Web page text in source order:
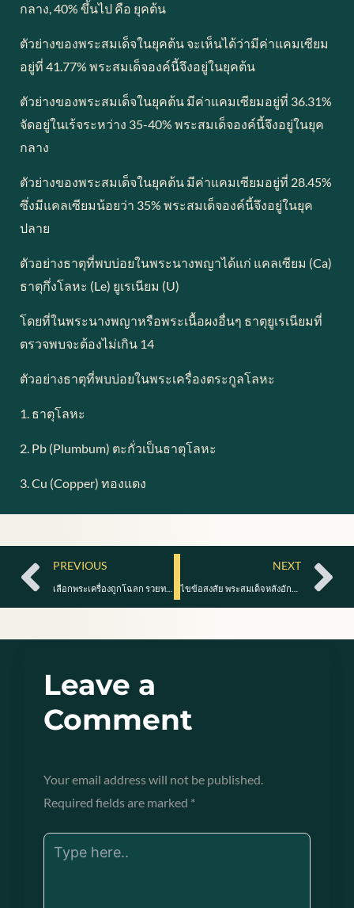
กลาง, 40% ขึ้นไป คือ ยุคต้น
ตัวย่างของพระสมเด็จในยุคต้น จะเห็นได้ว่ามีค่าแคมเซียม
อยู่ที่ 41.77% พระสมเด็จองค์นี้จึงอยู่ในยุคต้น
ตัวย่างของพระสมเด็จในยุคต้น มีค่าแคมเซียมอยู่ที่ 36.31%
จัดอยู่ในเร้จระหว่าง 35-40% พระสมเด็จองค์นี้จึงอยู่ในยุค
กลาง
ตัวย่างของพระสมเด็จในยุคต้น มีค่าแคมเซียมอยู่ที่ 28.45%
ซึ่งมีแคลเซียมน้อยว่า 35% พระสมเด็จองค์นี้จึงอยู่ในยุค
ปลาย
ตัวอย่างธาตุที่พบบ่อยในพระนางพญาได้แก่ แคลเซียม (Ca)
ธาตุกึ่งโลหะ (Le) ยูเรเนียม (U)
โดยที่ในพระนางพญาหรือพระเนื้อผงอื่นๆ ธาตุยูเรเนียมที่
ตรวจพบจะต้องไม่เกิน 14
ตัวอย่างธาตุที่พบบ่อยในพระเครื่องตระกูลโลหะ
1. ธาตุโลหะ
2. Pb (Plumbum) ตะกั่วเป็นธาตุโลหะ
3. Cu (Copper) ทองแดง
Prev
PREVIOUS NEXT
Leave a
Comment
Your email address will not be published.
Required fields are marked *
Type